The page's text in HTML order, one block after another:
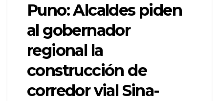
Puno: Alcaldes piden
al gobernador
regional la
construcción de
corredor vial Sina-